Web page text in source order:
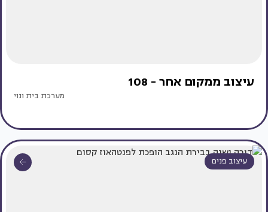
עיצוב ממקום אחר - 108
מערכת בית ונוי
עיצוב פנים